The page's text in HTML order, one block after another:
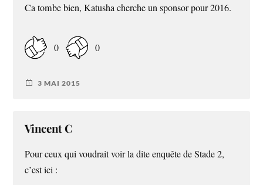
Ca tombe bien, Katusha cherche un sponsor pour 2016.
0 0
3 MAI 2015
Vincent C
Pour ceux qui voudrait voir la dite enquête de Stade 2,
c’est ici :